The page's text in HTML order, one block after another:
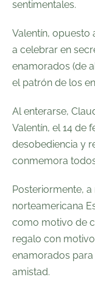
sentimentales.
Valentín, opuesto
a celebrar en
enamorados (de
el patrón de los
Al enterarse,
Valentín, el 14 de
desobediencia y
conmemora todos
Posteriormente,
norteamericana
como motivo de
regalo con
enamorados
amistad.